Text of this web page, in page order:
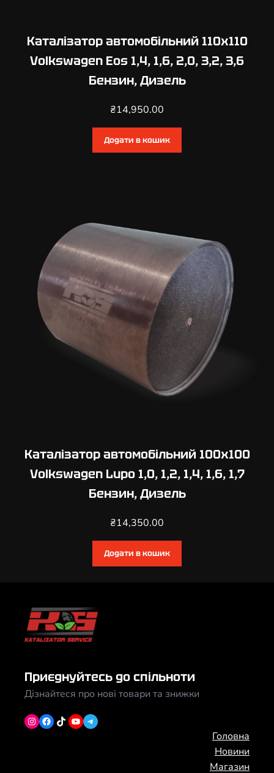
Каталізатор автомобільний 110х110
Volkswagen Eos 1,4, 1,6, 2,0, 3,2, 3,6
Бензин, Дизель
₴14,950.00
Додати в кошик
Каталізатор автомобільний 100х100
Volkswagen Lupo 1,0, 1,2, 1,4, 1,6, 1,7
Бензин, Дизель
₴14,350.00
Додати в кошик
Приєднуйтесь до спільноти
Дізнайтеся про нові товари та знижки
Instagram Facebook TikTok YouTube
Telegram
Головна
Новини
Магазин